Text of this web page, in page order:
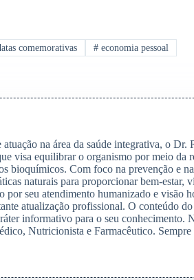
comemorativas # economia pessoal
na área da saúde integrativa, o Dr.
visa equilibrar o organismo por meio da
bioquímicos. Com foco na prevenção e
naturais para proporcionar bem-estar,
por seu atendimento humanizado e visão
atualização profissional. O conteúdo
informativo para o seu
Nutricionista e Farmacêutico.